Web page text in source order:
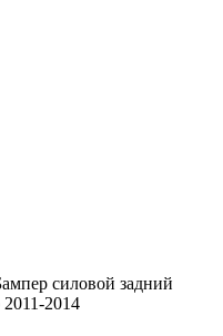
силовой задний
2014